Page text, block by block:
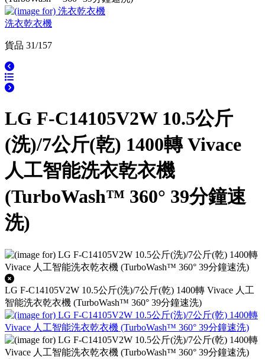
洗衣乾衣機
貨品 31/157
LG F-C14105V2W 10.5公斤
(洗)/7公斤(乾) 1400轉 Vivace
人工智能洗衣乾衣機
(TurboWash™ 360° 39分鐘速
洗)
LG F-C14105V2W 10.5公斤(洗)/7公斤(乾) 1400轉 Vivace 人工
智能洗衣乾衣機 (TurboWash™ 360° 39分鐘速洗)